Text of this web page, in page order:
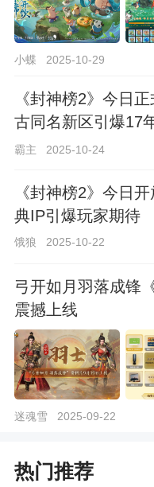
小蝶 2025-10-29
《封神榜2》今日
古同名新区引爆17
回忆
霸主 2025-10-24
《封神榜2》今日
典IP引爆玩家期待
饿狼 2025-10-22
弓开如月羽落成锋
震撼上线
迷魂雪 2025-09-22
热门推荐